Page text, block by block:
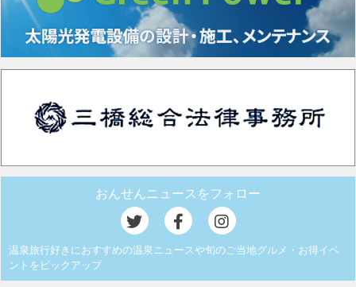
おんせんニュースをフォロー
温泉旅行好きにおすすめの温泉ニュースや旬のご当地グルメ・お得イベ
ントをピックアップ